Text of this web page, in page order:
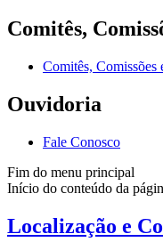
Comitês,
Comitês, Comissões
Ouvidoria
Fale Conosco
Fim do menu principal
Início do conteúdo da
Localização e